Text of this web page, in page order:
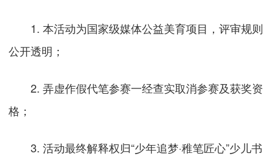
1. 本活动为国家级媒体公益美育项目，评审规则
公开透明；
2. 弄虚作假代笔参赛一经查实取消参赛及获奖资
格；
3. 活动最终解释权归“少年追梦·稚笔匠心”少儿书